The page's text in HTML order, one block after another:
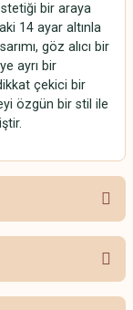
bir araya
14 ayar altınla
göz alıcı bir
ayrı bir
çekici bir
özgün bir stil ile